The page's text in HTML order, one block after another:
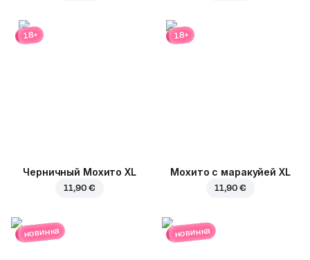
18+
Черничный Мохито XL
11,90 €
18+
Мохито с маракуйей XL
11,90 €
новинка новинка